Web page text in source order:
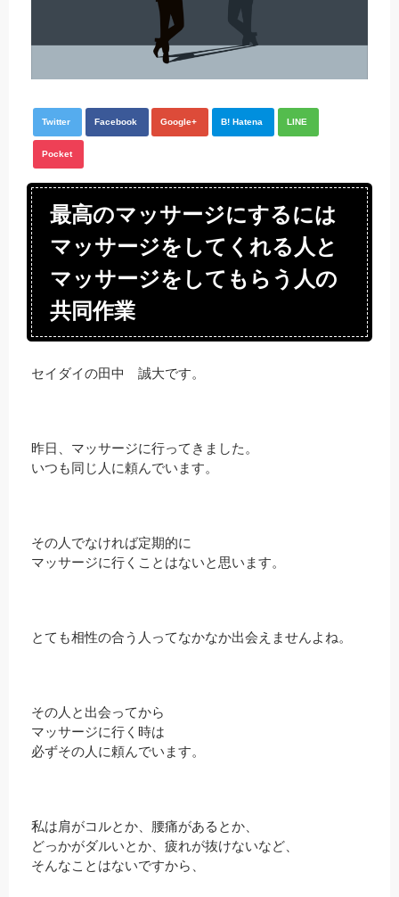
Twitter Facebook Google+ B! Hatena LINE
Pocket
最高のマッサージにするには
マッサージをしてくれる人と
マッサージをしてもらう人の
共同作業
セイダイの田中 誠大です。
昨日、マッサージに行ってきました。
いつも同じ人に頼んでいます。
その人でなければ定期的に
マッサージに行くことはないと思います。
とても相性の合う人ってなかなか出会えませんよね。
その人と出会ってから
マッサージに行く時は
必ずその人に頼んでいます。
私は肩がコルとか、腰痛があるとか、
どっかがダルいとか、疲れが抜けないなど、
そんなことはないですから、